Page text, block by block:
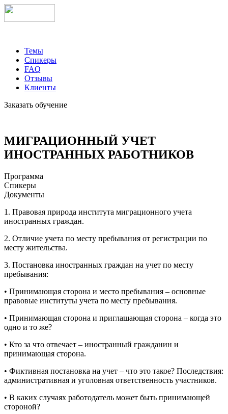
Темы
Спикеры
FAQ
Отзывы
Клиенты
Заказать обучение
МИГРАЦИОННЫЙ УЧЕТ
ИНОСТРАННЫХ РАБОТНИКОВ
Программа
Спикеры
Документы
1. Правовая природа института миграционного учета
иностранных граждан.
2. Отличие учета по месту пребывания от регистрации по
месту жительства.
3. Постановка иностранных граждан на учет по месту
пребывания:
• Принимающая сторона и место пребывания – основные
правовые институты учета по месту пребывания.
• Принимающая сторона и приглашающая сторона – когда это
одно и то же?
• Кто за что отвечает – иностранный гражданин и
принимающая сторона.
• Фиктивная постановка на учет – что это такое? Последствия:
административная и уголовная ответственность участников.
• В каких случаях работодатель может быть принимающей
стороной?